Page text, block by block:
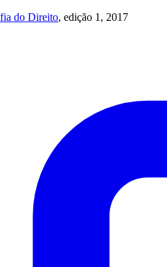
do Direito, edição 1, 2017